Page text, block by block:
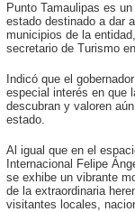
Punto Tamaulipas es
estado destinado a dar
municipios de la
secretario de Turismo
Indicó que el
especial interés en que
descubran y valoren
estado.
Al igual que en el
Internacional Felipe
se exhibe un vibrante
de la extraordinaria
visitantes locales,